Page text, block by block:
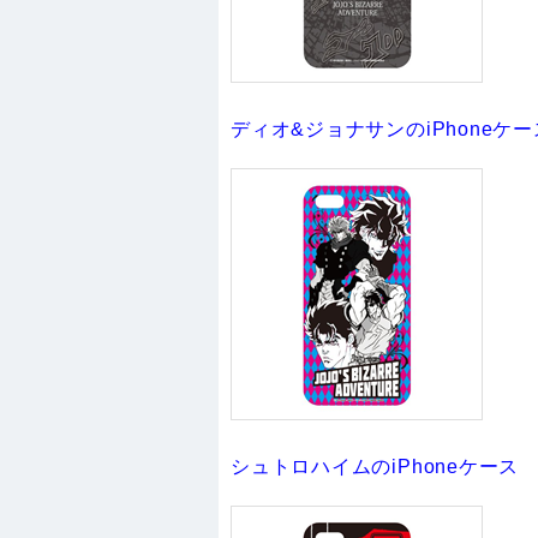
ディオ&ジョナサンのiPhoneケー
シュトロハイムのiPhoneケース